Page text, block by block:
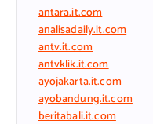
antara.it.com
analisadaily.it.com
antv.it.com
antvklik.it.com
ayojakarta.it.com
ayobandung.it.com
beritabali.it.com